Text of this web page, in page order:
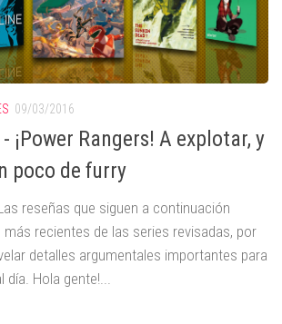
09/03/2016
¡Power Rangers! A explotar, y
poco de furry
reseñas que siguen a continuación
recientes de las series revisadas, por
detalles argumentales importantes para
día. Hola gente!...